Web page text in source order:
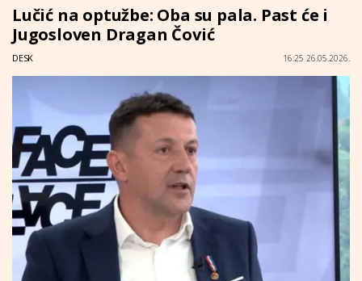
Lučić na optužbe: Oba su pala. Past će i
Jugosloven Dragan Čović
DESK 16:25 26.05.2026.